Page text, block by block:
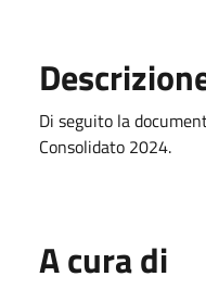
Di seguito la
Consolidato 2024.
A cura di